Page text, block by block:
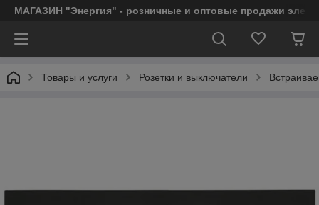
МАГАЗИН "Энергия" - розничные и оптовые продажи
Товары и услуги Розетки и выключатели